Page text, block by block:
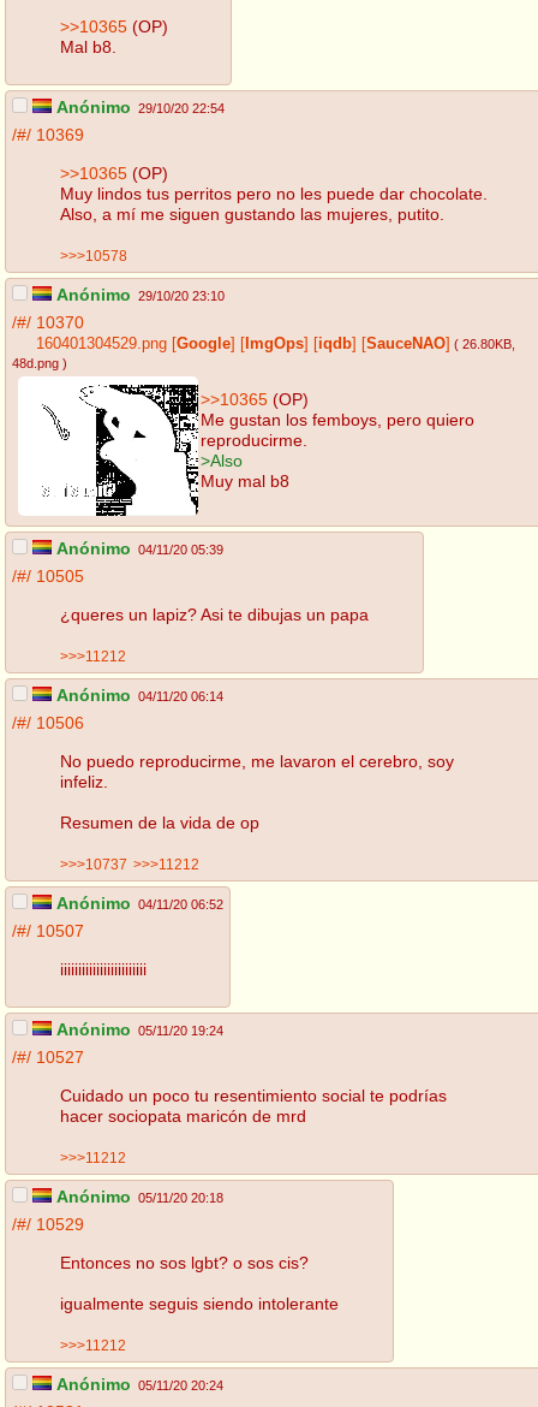
>>10365 (OP)
Mal b8.
Anónimo 29/10/20 22:54
/#/ 10369
>>10365 (OP)
Muy lindos tus perritos pero no les puede dar chocolate.
Also, a mí me siguen gustando las mujeres, putito.
>>>10578
Anónimo 29/10/20 23:10
/#/ 10370
160401304529.png Google ImgOps iqdb SauceNAO ( 26.80KB
48d.png )
>>10365 (OP)
Me gustan los femboys, pero quiero
reproducirme.
>Also
Muy mal b8
Anónimo 04/11/20 05:39
/#/ 10505
¿queres un lapiz? Asi te dibujas un papa
>>>11212
Anónimo 04/11/20 06:14
/#/ 10506
No puedo reproducirme, me lavaron el cerebro, soy
infeliz.
Resumen de la vida de op
>>>10737 >>>11212
Anónimo 04/11/20 06:52
/#/ 10507
iiiiiiiiiiiiiiiiiiiiiiii
Anónimo 05/11/20 19:24
/#/ 10527
Cuidado un poco tu resentimiento social te podrías
hacer sociopata maricón de mrd
>>>11212
Anónimo 05/11/20 20:18
/#/ 10529
Entonces no sos lgbt? o sos cis?
igualmente seguis siendo intolerante
>>>11212
Anónimo 05/11/20 20:24